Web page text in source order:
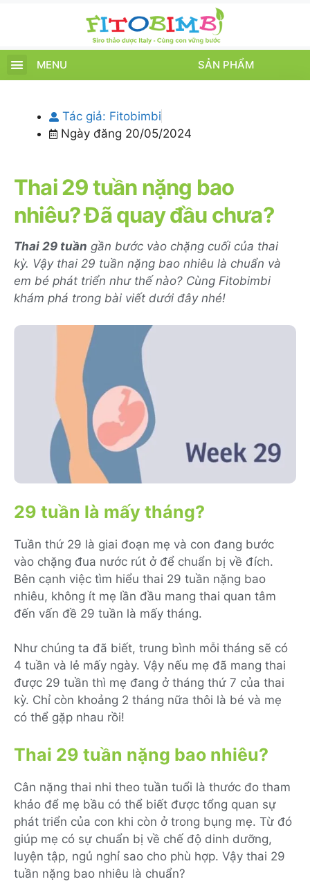
MENU SẢN PHẨM
Tác giả: Fitobimbi
Ngày đăng 20/05/2024
Thai 29 tuần nặng bao
nhiêu? Đã quay đầu chưa?
Thai 29 tuần gần bước vào chặng cuối của thai
kỳ. Vậy thai 29 tuần nặng bao nhiêu là chuẩn và
em bé phát triển như thế nào? Cùng Fitobimbi
khám phá trong bài viết dưới đây nhé!
29 tuần là mấy tháng?
Tuần thứ 29 là giai đoạn mẹ và con đang bước
vào chặng đua nước rút ở để chuẩn bị về đích.
Bên cạnh việc tìm hiểu thai 29 tuần nặng bao
nhiêu, không ít mẹ lần đầu mang thai quan tâm
đến vấn đề 29 tuần là mấy tháng.
Như chúng ta đã biết, trung bình mỗi tháng sẽ có
4 tuần và lẻ mấy ngày. Vậy nếu mẹ đã mang thai
được 29 tuần thì mẹ đang ở tháng thứ 7 của thai
kỳ. Chỉ còn khoảng 2 tháng nữa thôi là bé và mẹ
có thể gặp nhau rồi!
Thai 29 tuần nặng bao nhiêu?
Cân nặng thai nhi theo tuần tuổi là thước đo tham
khảo để mẹ bầu có thể biết được tổng quan sự
phát triển của con khi còn ở trong bụng mẹ. Từ đó
giúp mẹ có sự chuẩn bị về chế độ dinh dưỡng,
luyện tập, ngủ nghỉ sao cho phù hợp. Vậy thai 29
tuần nặng bao nhiêu là chuẩn?